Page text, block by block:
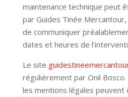
maintenance technique peut
par Guides Tinée
de communiquer
dates et heures de
Le site
régulièrement par Onil
les mentions légales